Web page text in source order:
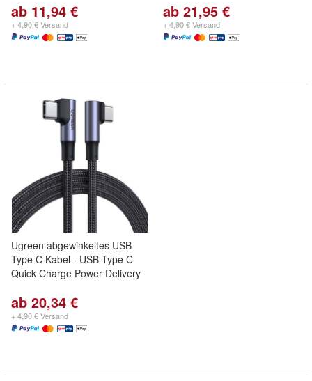
ab 11,94 €
+ 4,90 € Versand
ab 21,95 €
+ 4,90 € Versand
Ugreen abgewinkeltes USB
Type C Kabel - USB Type C
Quick Charge Power Delivery
ab 20,34 €
+ 4,90 € Versand